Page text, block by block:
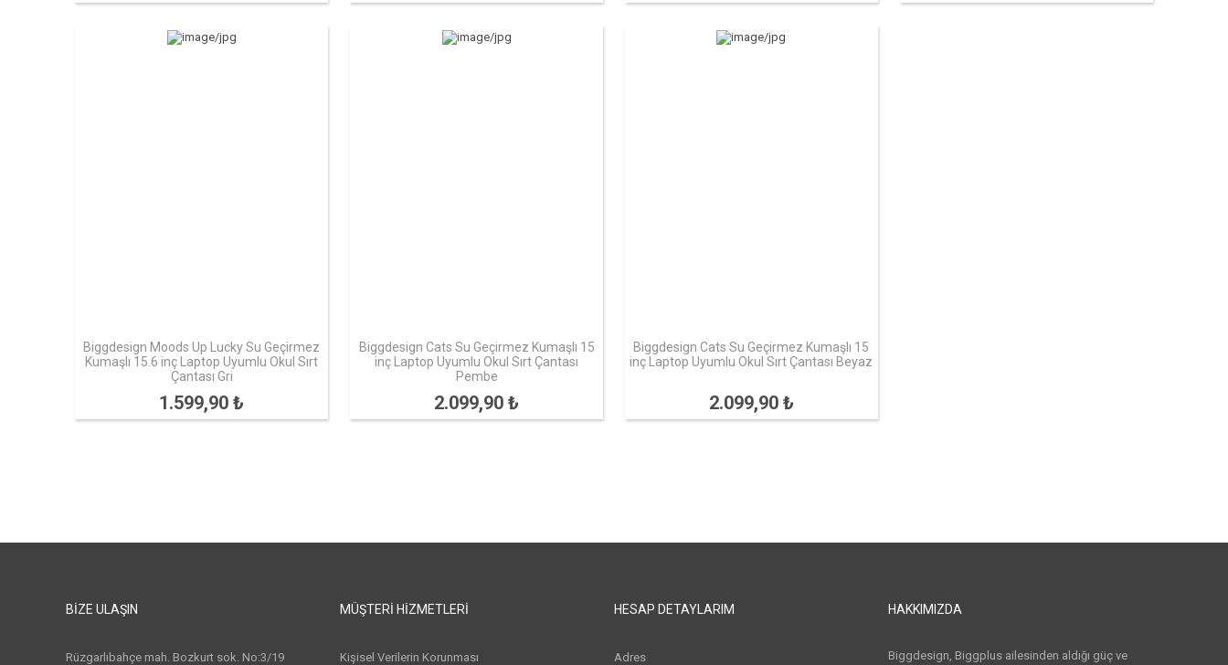
Biggdesign Moods Up Lucky Su Geçirmez
Kumaşlı 15.6 inç Laptop Uyumlu Okul Sırt
Çantası Gri
1.599,90 ₺
Biggdesign Cats Su Geçirmez Kumaşlı 15
inç Laptop Uyumlu Okul Sırt Çantası
Pembe
2.099,90 ₺
Biggdesign Cats Su Geçirmez Kumaşlı 15
inç Laptop Uyumlu Okul Sırt Çantası Beyaz
2.099,90 ₺
BIZE ULAŞIN
Rüzgarlıbahçe mah. Bozkurt sok. No:3/19
MÜŞTERI HIZMETLERI
Kişisel Verilerin Korunması
HESAP DETAYLARIM
Adres
HAKKIMIZDA
Biggdesign, Biggplus ailesinden aldığı güç ve